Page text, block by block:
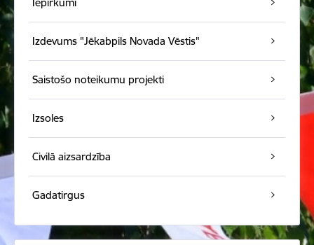
Izdevums "Jēkabpils Novada Vēstis"
Saistošo noteikumu projekti
Izsoles
Civilā aizsardzība
Gadatirgus